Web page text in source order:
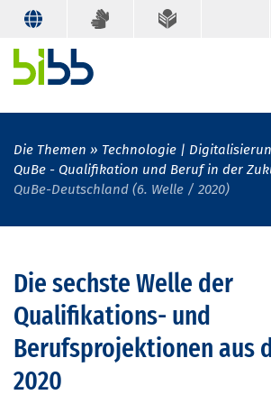
Die Themen
Technologie |
QuBe - Qualifikation und Beruf in der
QuBe-Deutschland (6. Welle / 2020)
Die sechste Welle der
Qualifikations- und
Berufsprojektionen aus
2020